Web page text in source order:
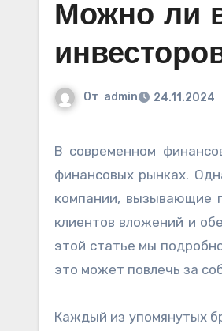
Можно ли
От admin 24.11.2024
В современном финансовом мире появляется множество брокеров, предлагающих услуги торговли на
финансовых рынках.
компании, вызывающие
клиентов вложений и
этой статье мы
это может повлечь за
Каждый из упомянутых